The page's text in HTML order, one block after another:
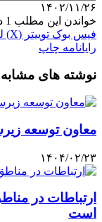
۱۴۰۲/۱۱/۲۶
خواندن این مطلب 1 دقیقه زمان میبرد
فیس بوک توییتر (X)
رایانامه چاپ
نوشته های مشابه
معاون توسعه
۱۴۰۴/۰۲/۲۳
ارتباطات در
است